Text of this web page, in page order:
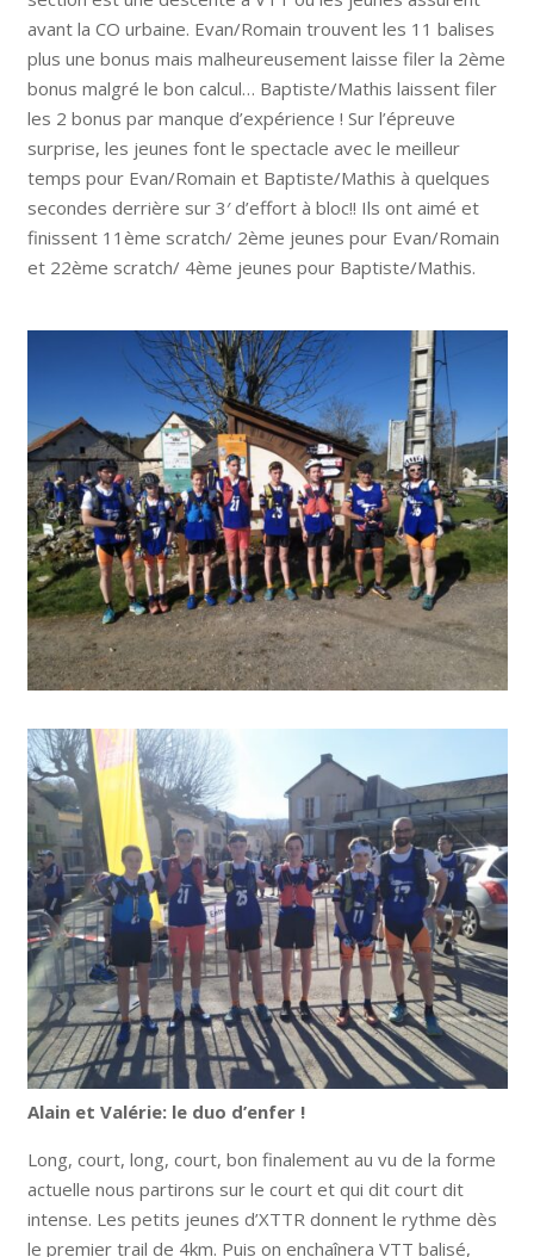
avant la CO urbaine. Evan/Romain trouvent les 11 balises
plus une bonus mais malheureusement laisse filer la 2ème
bonus malgré le bon calcul… Baptiste/Mathis laissent filer
les 2 bonus par manque d’expérience ! Sur l’épreuve
surprise, les jeunes font le spectacle avec le meilleur
temps pour Evan/Romain et Baptiste/Mathis à quelques
secondes derrière sur 3′ d’effort à bloc!! Ils ont aimé et
finissent 11ème scratch/ 2ème jeunes pour Evan/Romain
et 22ème scratch/ 4ème jeunes pour Baptiste/Mathis.
Alain et Valérie: le duo d’enfer !
Long, court, long, court, bon finalement au vu de la forme
actuelle nous partirons sur le court et qui dit court dit
intense. Les petits jeunes d’XTTR donnent le rythme dès
le premier trail de 4km. Puis on enchaînera VTT balisé,